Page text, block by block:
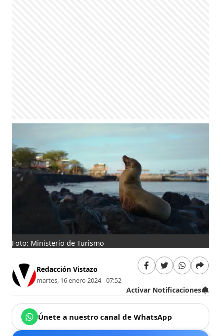
Foto: Ministerio de Turismo
Redacción Vistazo
martes, 16 enero 2024 - 07:52
Activar Notificaciones
Únete a nuestro canal de WhatsApp